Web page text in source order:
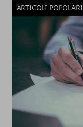
ARTICOLI POPOLARI